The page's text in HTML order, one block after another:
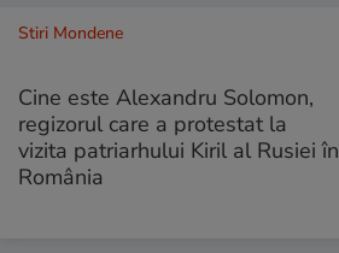
Stiri Mondene
Cine este Alexandru Solomon,
regizorul care a protestat la
vizita patriarhului Kiril al Rusiei în
România